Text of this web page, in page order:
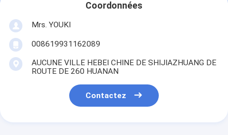
Coordonnées
Mrs. YOUKI
008619931162089
AUCUNE VILLE HEBEI CHINE DE SHIJIAZHUANG DE
ROUTE DE 260 HUANAN
Contactez